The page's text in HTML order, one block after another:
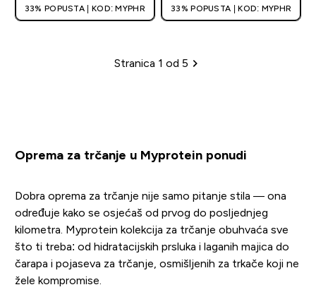
33% POPUSTA | KOD: MYPHR 33% POPUSTA | KOD: MYPHR
Stranica
Stranica 1 od 5
Oprema za trčanje u Myprotein ponudi
Dobra oprema za trčanje nije samo pitanje stila — ona
određuje kako se osjećaš od prvog do posljednjeg
kilometra. Myprotein kolekcija za trčanje obuhvaća sve
što ti treba: od hidratacijskih prsluka i laganih majica do
čarapa i pojaseva za trčanje, osmišljenih za trkače koji ne
žele kompromise.